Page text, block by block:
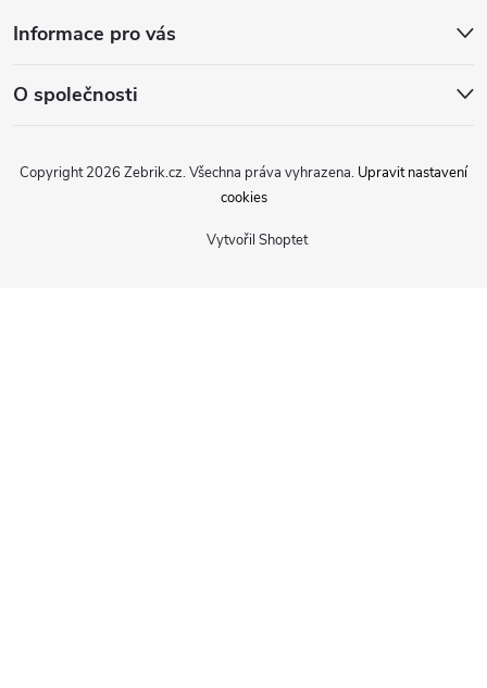
Informace pro vás
O společnosti
Vytvořil Shoptet
Copyright 2026 Zebrik.cz. Všechna práva vyhrazena. Upravit nastavení
cookies